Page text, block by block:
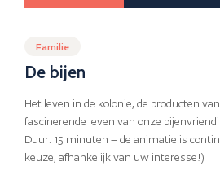
Familie
De bijen
Het leven in de kolonie, de producten
fascinerende leven van onze
Duur: 15 minuten – de animatie is
keuze, afhankelijk van uw interesse!)